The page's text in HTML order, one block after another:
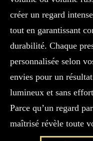
créer un regard
tout en garantissant
durabilité. Chaque
personnalisée selon
envies pour un
lumineux et sans
Parce qu’un regard
maîtrisé révèle toute